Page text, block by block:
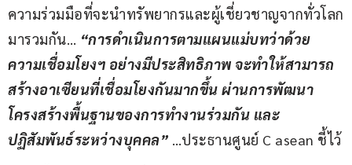
ความร่วมมือที่จะนำทรัพยากรและผู้เชี่ยวชาญจากทั่วโลก
มารวมกัน… “การดำเนินการตามแผนแม่บทว่าด้วย
ความเชื่อมโยงฯ อย่างมีประสิทธิภาพ จะทำให้สามารถ
สร้างอาเซียนที่เชื่อมโยงกันมากขึ้น ผ่านการพัฒนา
โครงสร้างพื้นฐานของการทำงานร่วมกัน และ
ปฏิสัมพันธ์ระหว่างบุคคล” …ประธานศูนย์ C asean ชี้ไว้